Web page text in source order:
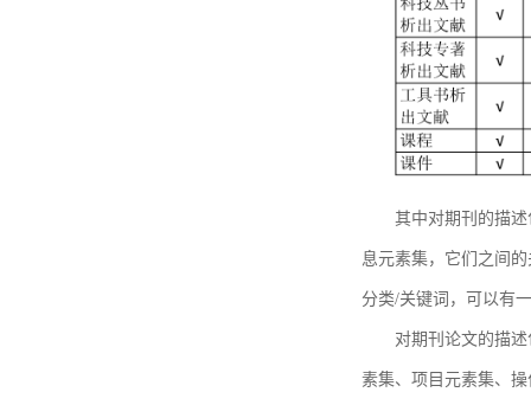
其中对期刊的描
息元素集，它们之间
分类/关键词，可以有
对期刊论文的描
素集、项目元素集、